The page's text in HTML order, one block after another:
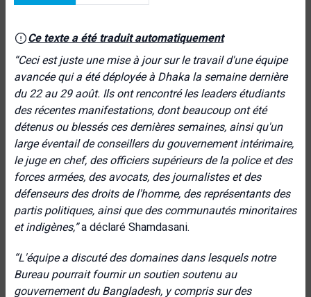
Ce texte a été traduit automatiquement
“Ceci est juste une mise à jour sur le travail d'une équipe
avancée qui a été déployée à Dhaka la semaine dernière
du 22 au 29 août. Ils ont rencontré les leaders étudiants
des récentes manifestations, dont beaucoup ont été
détenus ou blessés ces dernières semaines, ainsi qu'un
large éventail de conseillers du gouvernement intérimaire,
le juge en chef, des officiers supérieurs de la police et des
forces armées, des avocats, des journalistes et des
défenseurs des droits de l'homme, des représentants des
partis politiques, ainsi que des communautés minoritaires
et indigènes,”a déclaré Shamdasani.
“L'équipe a discuté des domaines dans lesquels notre
Bureau pourrait fournir un soutien soutenu au
gouvernement du Bangladesh, y compris sur des